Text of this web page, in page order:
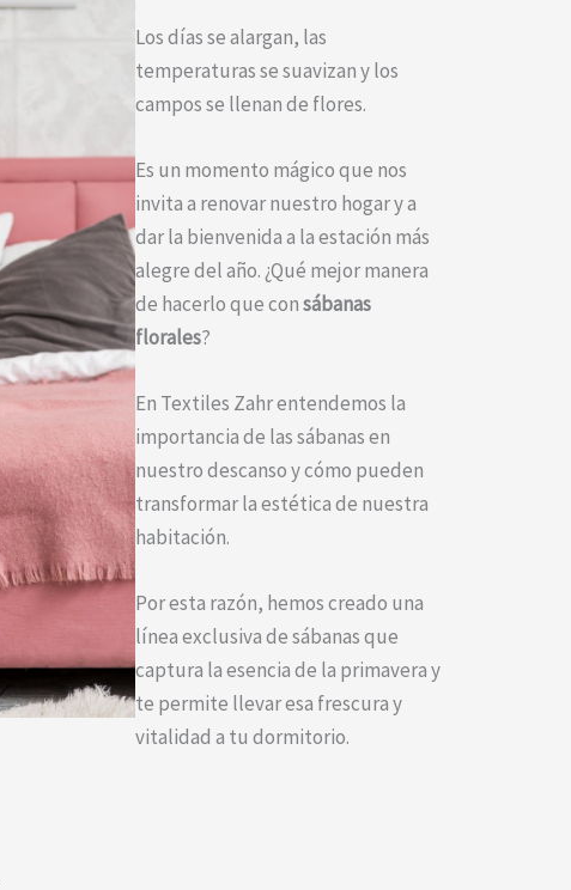
Los días se alargan, las
temperaturas se suavizan y los
campos se llenan de flores.
Es un momento mágico que nos
invita a renovar nuestro hogar y a
dar la bienvenida a la estación más
alegre del año. ¿Qué mejor manera
de hacerlo que consábanas
florales?
En Textiles Zahr entendemos la
importancia de las sábanas en
nuestro descanso y cómo pueden
transformar la estética de nuestra
habitación.
Por esta razón, hemos creado una
línea exclusiva de sábanas que
captura la esencia de la primavera y
te permite llevar esa frescura y
vitalidad a tu dormitorio.